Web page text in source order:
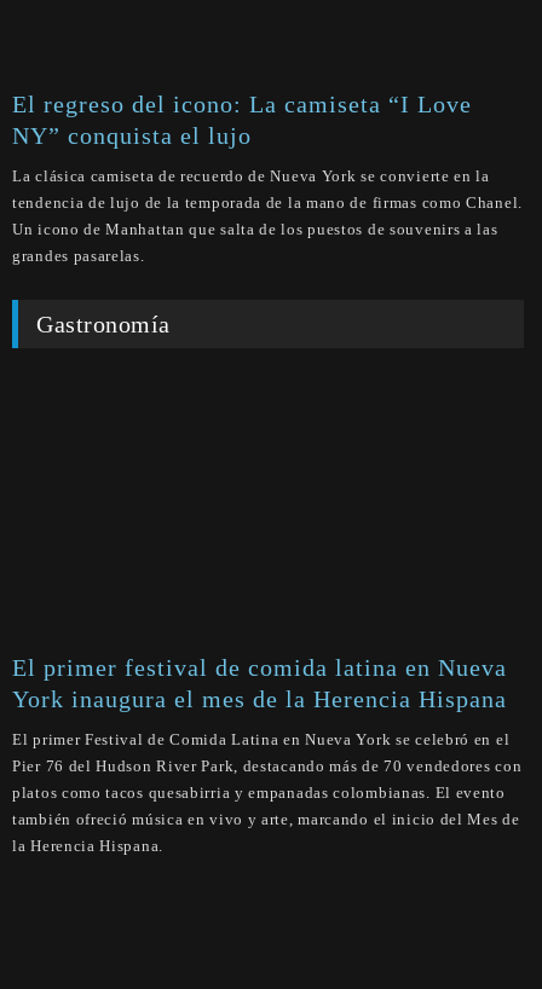
El regreso del icono: La camiseta “I Love
NY” conquista el lujo
La clásica camiseta de recuerdo de Nueva York se convierte en la
tendencia de lujo de la temporada de la mano de firmas como Chanel.
Un icono de Manhattan que salta de los puestos de souvenirs a las
grandes pasarelas.
Gastronomía
El primer festival de comida latina en Nueva
York inaugura el mes de la Herencia Hispana
El primer Festival de Comida Latina en Nueva York se celebró en el
Pier 76 del Hudson River Park, destacando más de 70 vendedores con
platos como tacos quesabirria y empanadas colombianas. El evento
también ofreció música en vivo y arte, marcando el inicio del Mes de
la Herencia Hispana.